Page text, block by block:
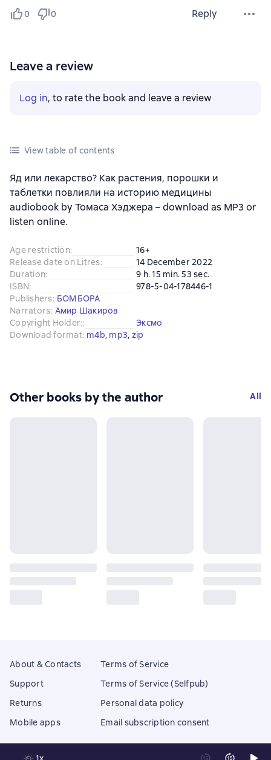
0 0 Reply
Leave a review
Log in, to rate the book and leave a review
View table of contents
Яд или лекарство? Как растения, порошки и
таблетки повлияли на историю медицины
audiobook by Томаса Хэджера – download as MP3 or
listen online.
Age restriction:
16+
Release date on Litres:
14 December 2022
Duration:
9 h. 15 min. 53 sec.
ISBN:
978-5-04-178446-1
Publishers: БОМБОРА
Narrators: Амир Шакиров
Copyright Holder::
Эксмо
Download format: m4b, mp3, zip
Other books by the author All
About & Contacts
Support
Returns
Mobile apps
Terms of Service
Terms of Service (Selfpub)
Personal data policy
Email subscription consent